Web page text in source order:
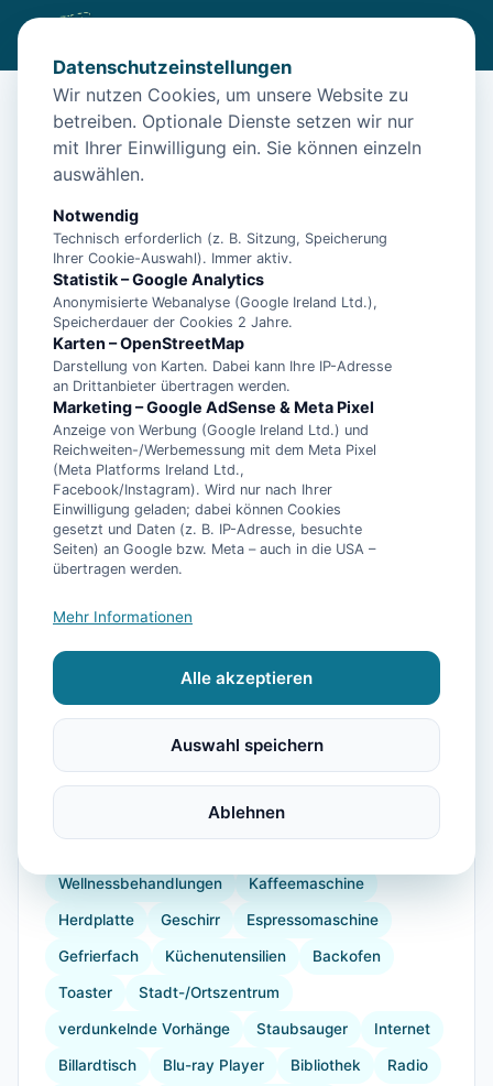
/Unterkünfte /Norden/
Eg-Wohnung Norden – Hunde willkommen
Eg-Wohnung Norden – Hunde
willkommen
26506 Norden
Ausstattung
Heizung Waschmaschine
Trockner Küche Kühlschrank Mikrowelle
Terrasse Garten
Wellnessbehandlungen Kaffeemaschine
Herdplatte Geschirr Espressomaschine
Gefrierfach Küchenutensilien Backofen
Toaster Stadt-/Ortszentrum
verdunkelnde Vorhänge Staubsauger Internet
Billardtisch Blu-ray Player Bibliothek Radio
Datenschutzeinstellungen
Wir nutzen Cookies, um unsere Website zu
betreiben. Optionale Dienste setzen wir nur
mit Ihrer Einwilligung ein. Sie können einzeln
auswählen.
Notwendig
Technisch erforderlich (z. B. Sitzung, Speicherung
Ihrer Cookie-Auswahl). Immer aktiv.
Statistik – Google Analytics
Anonymisierte Webanalyse (Google Ireland Ltd.),
Speicherdauer der Cookies 2 Jahre.
Karten – OpenStreetMap
Darstellung von Karten. Dabei kann Ihre IP-Adresse
an Drittanbieter übertragen werden.
Marketing – Google AdSense & Meta Pixel
Anzeige von Werbung (Google Ireland Ltd.) und
Reichweiten-/Werbemessung mit dem Meta Pixel
(Meta Platforms Ireland Ltd.,
Facebook/Instagram). Wird nur nach Ihrer
Einwilligung geladen; dabei können Cookies
gesetzt und Daten (z. B. IP-Adresse, besuchte
Seiten) an Google bzw. Meta – auch in die USA –
übertragen werden.
Mehr Informationen
Alle akzeptieren
Auswahl speichern
Ablehnen